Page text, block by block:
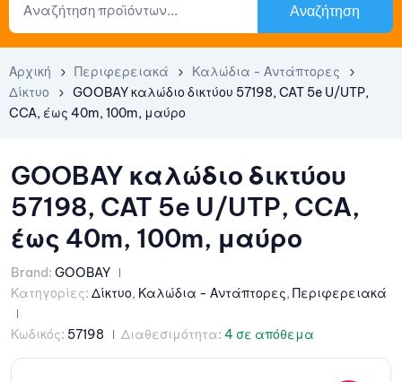
Αναζήτηση
Αρχική Περιφερειακά
Καλώδια - Αντάπτορες
Δίκτυο
GOOBAY καλώδιο δικτύου 57198, CAT 5e U/UTP,
CCA, έως 40m, 100m, μαύρο
GOOBAY καλώδιο δικτύου
57198, CAT 5e U/UTP, CCA,
έως 40m, 100m, μαύρο
Brand: GOOBAY
Κατηγορίες: Δίκτυο, Καλώδια - Αντάπτορες, Περιφερειακά
Κωδικός: 57198 Διαθεσιμότητα: 4 σε απόθεμα